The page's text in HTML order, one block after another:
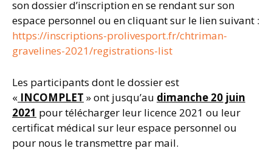
son dossier d’inscription en se rendant sur son
espace personnel ou en cliquant sur le lien suivant :
https://inscriptions-prolivesport.fr/chtriman-
gravelines-2021/registrations-list
Les participants dont le dossier est
« INCOMPLET » ont jusqu’au dimanche 20 juin
2021 pour télécharger leur licence 2021 ou leur
certificat médical sur leur espace personnel ou
pour nous le transmettre par mail.